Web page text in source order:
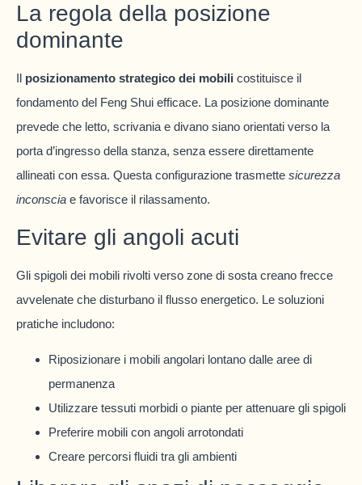
La regola della posizione
dominante
Il posizionamento strategico dei mobili costituisce il
fondamento del Feng Shui efficace. La posizione dominante
prevede che letto, scrivania e divano siano orientati verso la
porta d’ingresso della stanza, senza essere direttamente
allineati con essa. Questa configurazione trasmette sicurezza
inconscia e favorisce il rilassamento.
Evitare gli angoli acuti
Gli spigoli dei mobili rivolti verso zone di sosta creano frecce
avvelenate che disturbano il flusso energetico. Le soluzioni
pratiche includono:
Riposizionare i mobili angolari lontano dalle aree di
permanenza
Utilizzare tessuti morbidi o piante per attenuare gli spigoli
Preferire mobili con angoli arrotondati
Creare percorsi fluidi tra gli ambienti